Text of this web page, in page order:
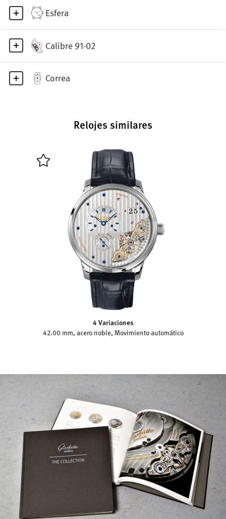
Esfera
Calibre 91-02
Correa
Relojes similares
4 Variaciones
42.00 mm, acero noble, Movimiento automático